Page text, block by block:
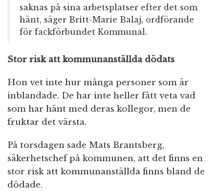
saknas på sina arbetsplatser efter det som
hänt, säger Britt-Marie Balaj, ordförande
för fackförbundet Kommunal.
Stor risk att kommunanställda dödats
Hon vet inte hur många personer som är
inblandade. De har inte heller fått veta vad
som har hänt med deras kollegor, men de
fruktar det värsta.
På torsdagen sade Mats Brantsberg,
säkerhetschef på kommunen, att det finns en
stor risk att kommunanställda finns bland de
dödade.